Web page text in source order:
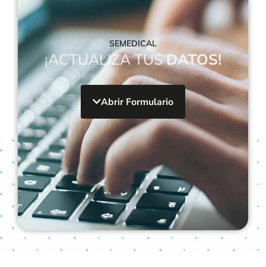
SEMEDICAL
¡ACTUALIZA TUSDATOS!
Abrir Formulario